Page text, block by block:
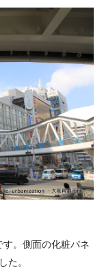
。側面の化粧パネ
た。